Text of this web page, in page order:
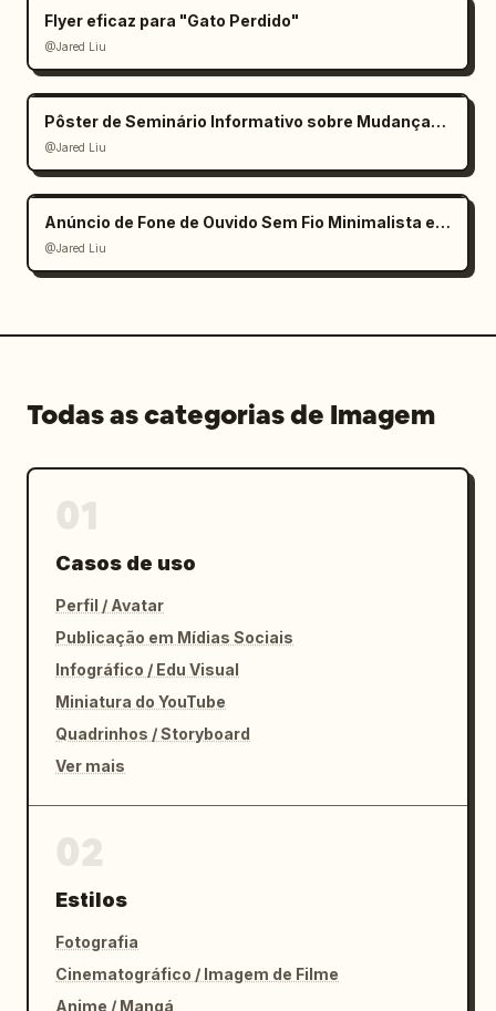
Flyer eficaz para "Gato Perdido"
@Jared Liu
Pôster de Seminário Informativo sobre Mudanças Climáticas
@Jared Liu
Anúncio de Fone de Ouvido Sem Fio Minimalista e Elegante
@Jared Liu
Todas as categorias de Imagem
Casos de uso
Perfil / Avatar
Publicação em Mídias Sociais
Infográfico / Edu Visual
Miniatura do YouTube
Quadrinhos / Storyboard
Ver mais
Estilos
Fotografia
Cinematográfico / Imagem de Filme
Anime / Mangá